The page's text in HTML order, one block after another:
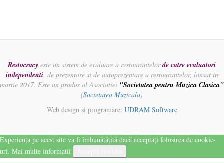
Restocracy este un sistem de evaluare a restaurantelorde catre evaluatori
independenti, de prezentare si de autoprezentare a restaurantelor, lansat in
martie 2017. Este un produs al Asociatiei "Societatea pentru Muzica Clasica"
(Societatea Muzicala)
Web design si programare: UDRAM Software
Experiența pe acest site va fi îmbunătățită dacă acceptați folosirea de cookie-
uri. Mai multe informatii